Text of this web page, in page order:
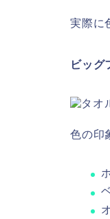
実際に
ビッグ
色の印